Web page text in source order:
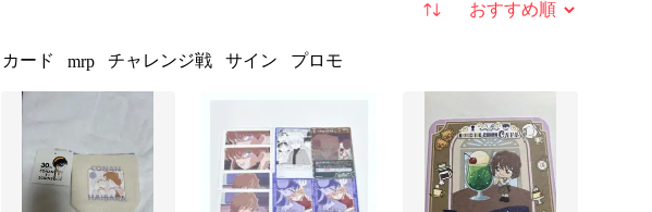
並び替え
カード mrp チャレンジ戦 サイン プロモ